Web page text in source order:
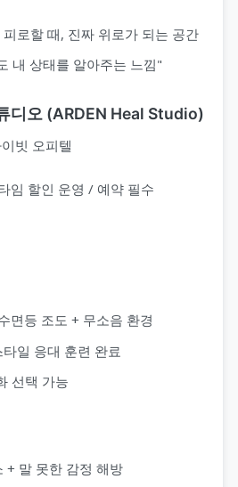
로할 때, 진짜 위로가 되는 공간
내 상태를 알아주는 느낌"
오 (ARDEN Heal Studio)
빗 오피텔
임 할인 운영 / 예약 필수
면등 조도 + 무소음 환경
일 응대 훈련 완료
선택 가능
+ 말 못한 감정 해방